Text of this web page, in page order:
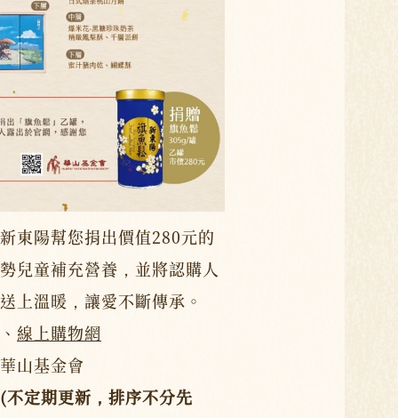
東陽幫您捐出價值280元的
兒童補充營養，並將認購人
上溫暖，讓愛不斷傳承。
、 線上購物網
山基金會
定期更新，排序不分先